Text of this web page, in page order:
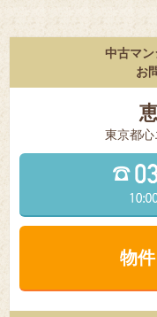
中古マ
お
東京都
物